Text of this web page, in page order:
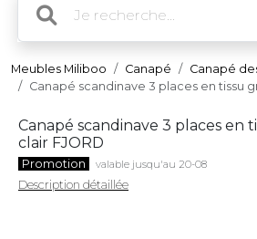
Meubles Miliboo Canapé
Canapé
Canapé scandinave 3 places en tissu
Canapé scandinave 3 places en
clair FJORD
Promotion valable jusqu'au 20-08
Description détaillée